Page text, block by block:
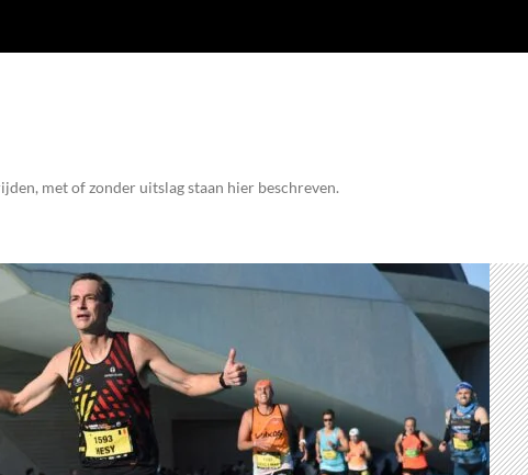
met of zonder uitslag staan hier beschreven.